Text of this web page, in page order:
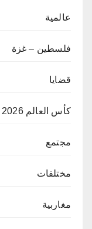
عالمية
فلسطين – غزة
قضايا
كأس العالم 2026
مجتمع
مختلفات
مغاربية